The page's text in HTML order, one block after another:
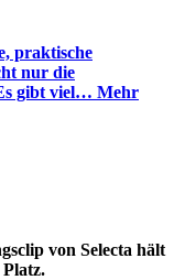
praktische
nur die
gibt viel… Mehr
von Selecta hält